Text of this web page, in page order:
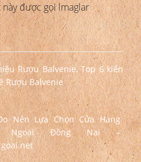
được gọi lmaglar
Rượu Balvenie, Top 6 kiến
Rượu Balvenie
Nên Lựa Chọn Cửa Hàng
Ngoại Đồng Nai –